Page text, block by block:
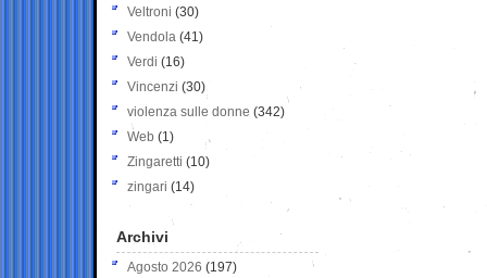
Veltroni (30)
Vendola (41)
Verdi (16)
Vincenzi (30)
violenza sulle donne (342)
Web (1)
Zingaretti (10)
zingari (14)
Archivi
Agosto 2026 (197)